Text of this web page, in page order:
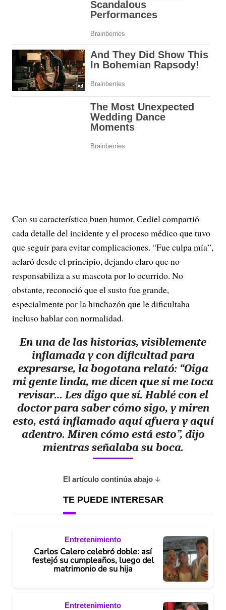
Con su característico buen humor, Cediel compartió
cada detalle del incidente y el proceso médico que tuvo
que seguir para evitar complicaciones. “Fue culpa mía”,
aclaró desde el principio, dejando claro que no
responsabiliza a su mascota por lo ocurrido. No
obstante, reconoció que el susto fue grande,
especialmente por la hinchazón que le dificultaba
incluso hablar con normalidad.
En una de las historias, visiblemente
inflamada y con dificultad para
expresarse, la bogotana relató: “Oiga
mi gente linda, me dicen que si me toca
revisar… Les digo que sí. Hablé con el
doctor para saber cómo sigo, y miren
esto, está inflamado aquí afuera y aquí
adentro. Miren cómo está esto”, dijo
mientras señalaba su boca.
El artículo continúa abajo
TE PUEDE INTERESAR
Entretenimiento
Carlos Calero celebró doble: así
festejó su cumpleaños, luego del
matrimonio de su hija
Entretenimiento